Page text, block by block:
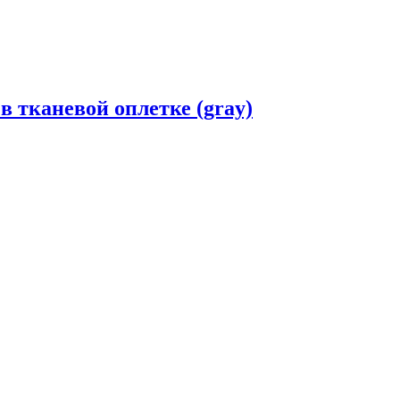
тканевой оплетке (gray)